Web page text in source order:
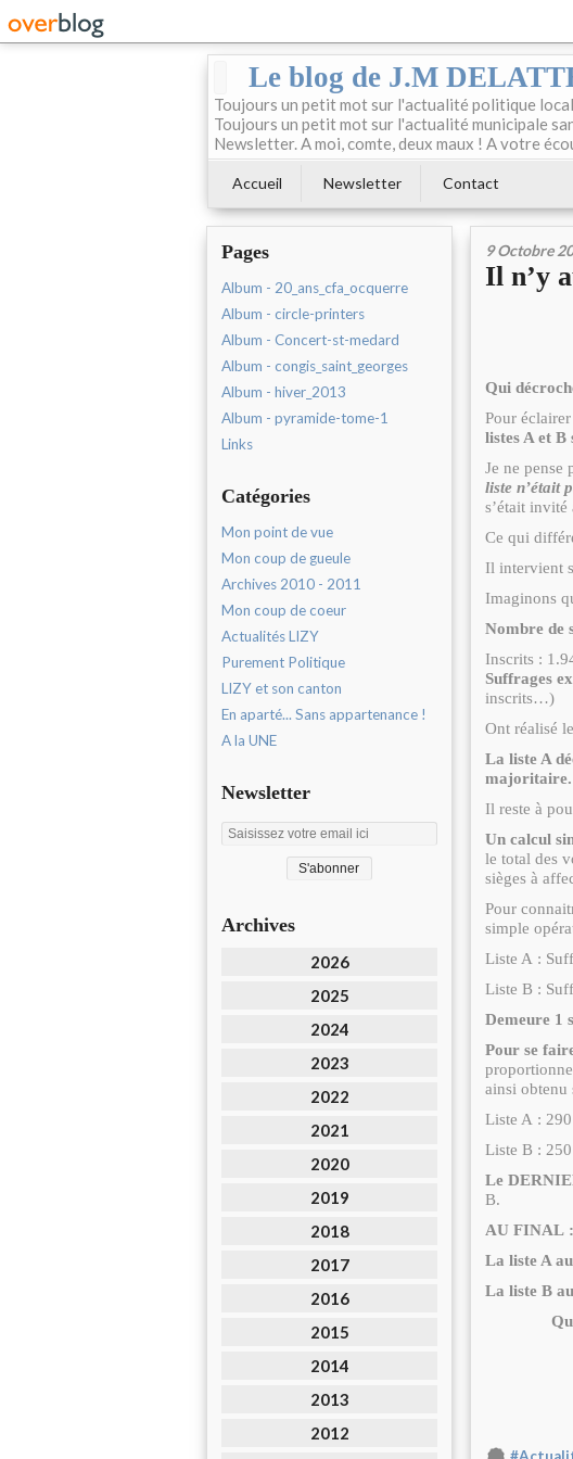
Le blog de J.M
Toujours un petit mot sur l'actualité politique
Toujours un petit mot sur l'actualité municipale
Newsletter. A moi, comte, deux maux ! A votre
Accueil Newsletter Contact
Pages
Album - 20_ans_cfa_ocquerre
Album - circle-printers
Album - Concert-st-medard
Album - congis_saint_georges
Album - hiver_2013
Album - pyramide-tome-1
Links
Catégories
Mon point de vue
Mon coup de gueule
Archives 2010 - 2011
Mon coup de coeur
Actualités LIZY
Purement Politique
LIZY et son canton
En aparté... Sans appartenance !
A la UNE
Newsletter
Archives
2026
2025
2024
2023
2022
2021
2020
2019
2018
2017
2016
2015
2014
2013
2012
9 Octobre
Il n’y
Qui
Pour
listes A et B
Je ne pense
liste n’était
s’était invité
Ce qui
Il intervient
Imaginons
Nombre de
Inscrits :
Suffrages
inscrits…)
Ont réalisé
La liste A
majoritaire.
Il reste à
Un calcul
le total des
sièges à
Pour
simple
Liste A :
Liste B :
Demeure 1
Pour se
ainsi obtenu
Liste A :
Liste B :
Le
B.
AU FINAL :
La liste A
La liste B